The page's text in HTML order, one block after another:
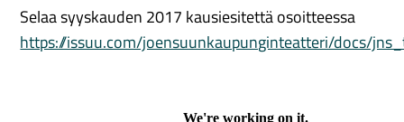
Selaa syyskauden 2017 kausiesitettä osoitteessa
https://issuu.com/joensuunkaupunginteatteri/docs/